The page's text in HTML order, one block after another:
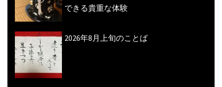
できる貴重な体験
2026年8月上旬のことば